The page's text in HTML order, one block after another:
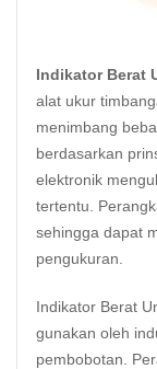
Indikator Berat
alat ukur
menimbang
berdasarkan
elektronik
tertentu.
sehingga dapat
pengukuran.
Indikator Berat
gunakan oleh
pembobotan.